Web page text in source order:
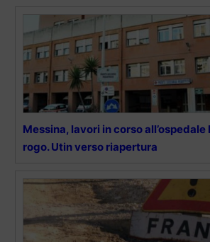
Messina, lavori in corso
rogo. Utin verso riapertura